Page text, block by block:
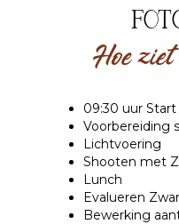
Hoe
09:30 uur
Voorbereiding
Lichtvoering
Shooten met
Lunch
Evalueren
Bewerking